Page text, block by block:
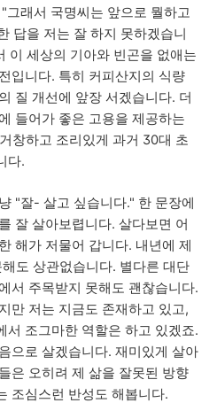
그래서 국명씨는 앞으로 뭘하고
답을 저는 잘 하지 못하겠습니
이 세상의 기아와 빈곤을 없애는
입니다. 특히 커피산지의 식량
질 개선에 앞장 서겠습니다. 더
들어가 좋은 고용을 제공하는
창하고 조리있게 과거 30대 초
다.
"잘- 살고 싶습니다." 한 문장에
잘 살아보렵니다. 살다보면 어
해가 저물어 갑니다. 내년에 제
도 상관없습니다. 별다른 대단
서 주목받지 못해도 괜찮습니다.
만 저는 지금도 존재하고 있고,
서 조그마한 역할은 하고 있겠죠.
으로 살겠습니다. 재미있게 살아
은 오히려 제 삶을 잘못된 방향
조심스런 반성도 해봅니다.